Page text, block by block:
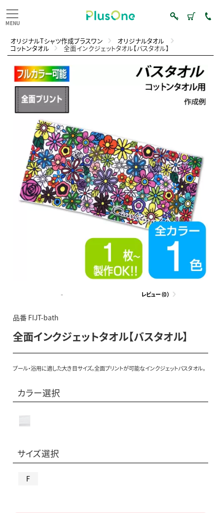
オリジナルTシャツ作成プラスワン オリジナルタオル
コットンタオル 全面インクジェットタオル【バスタオル】
- レビュー（0）
品番 FIJT-bath
全面インクジェットタオル【バスタオル】
プール・浴用に適した大き目サイズ。全面プリントが可能なインクジェットバスタオル。
カラー選択
サイズ選択
F